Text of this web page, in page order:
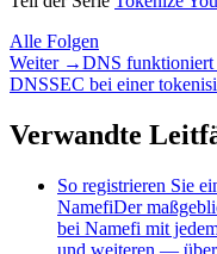
Alle Folgen
Weiter→DNS funktioniert
DNSSEC bei einer
Verwandte
So registrieren Sie
NamefiDer
bei Namefi mit
und weiteren —